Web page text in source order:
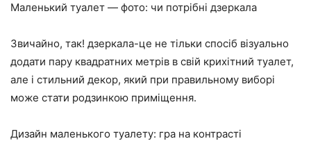
Маленький туалет — фото: чи потрібні дзеркала
Звичайно, так! дзеркала-це не тільки спосіб візуально
додати пару квадратних метрів в свій крихітний туалет,
але і стильний декор, який при правильному виборі
може стати родзинкою приміщення.
Дизайн маленького туалету: гра на контрасті